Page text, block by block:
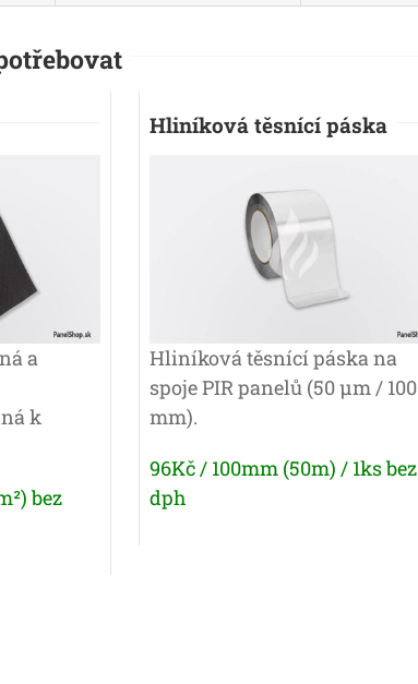
a
k
bez
Hliníková těsnící páska
Hliníková těsnící páska na
spoje PIR panelů (50 μm / 100
mm).
96Kč / 100mm (50m) / 1ks bez
dph